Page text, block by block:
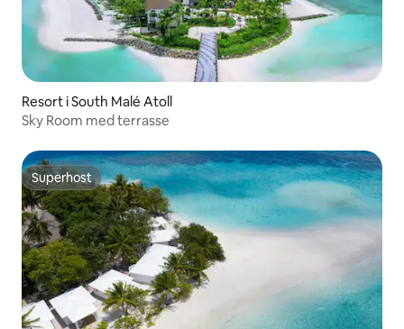
Resort i South Malé Atoll
Sky Room med terrasse
Superhost
Superhost